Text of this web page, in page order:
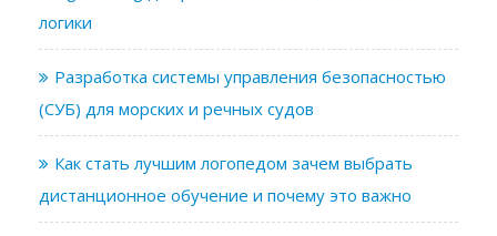
логики
Разработка системы управления безопасностью
(СУБ) для морских и речных судов
Как стать лучшим логопедом зачем выбрать
дистанционное обучение и почему это важно